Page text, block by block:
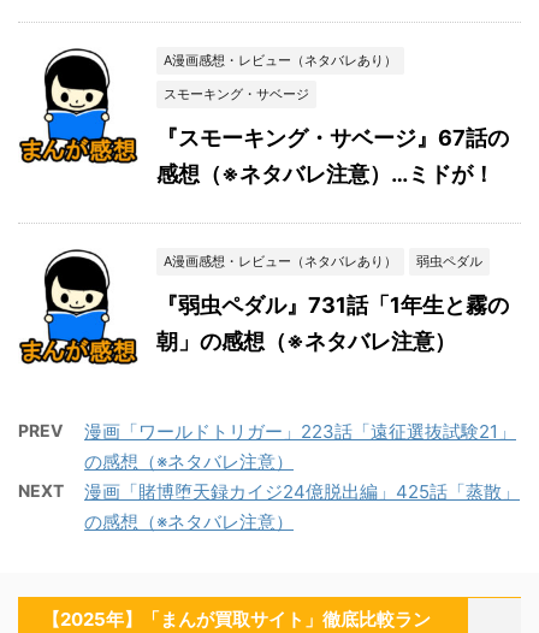
A漫画感想・レビュー（ネタバレあり）
スモーキング・サベージ
『スモーキング・サベージ』67話の
感想（※ネタバレ注意）…ミドが！
A漫画感想・レビュー（ネタバレあり） 弱虫ペダル
『弱虫ペダル』731話「1年生と霧の
朝」の感想（※ネタバレ注意）
PREV
漫画「ワールドトリガー」223話「遠征選抜試験21」
の感想（※ネタバレ注意）
NEXT
漫画「賭博堕天録カイジ24億脱出編」425話「蒸散」
の感想（※ネタバレ注意）
【2025年】「まんが買取サイト」徹底比較ラン